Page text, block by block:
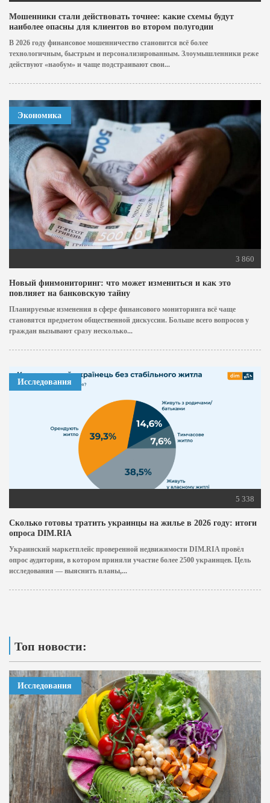
Мошенники стали действовать точнее: какие схемы будут
наиболее опасны для клиентов во втором полугодии
В 2026 году финансовое мошенничество становится всё более
технологичным, быстрым и персонализированным. Злоумышленники реже
действуют «наобум» и чаще подстраивают свои...
Экономика
3 860
Новый финмониторинг: что может измениться и как это
повлияет на банковскую тайну
Планируемые изменения в сфере финансового мониторинга всё чаще
становятся предметом общественной дискуссии. Больше всего вопросов у
граждан вызывают сразу несколько...
Исследования
5 338
Сколько готовы тратить украинцы на жилье в 2026 году: итоги
опроса DIM.RIA
Украинский маркетплейс проверенной недвижимости DIM.RIA провёл
опрос аудитории, в котором приняли участие более 2500 украинцев. Цель
исследования — выяснить планы,...
Топ новости:
Исследования